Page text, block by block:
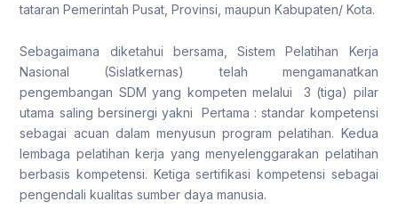
tataran Pemerintah Pusat, Provinsi, maupun Kabupaten/ Kota.
Sebagaimana diketahui bersama, Sistem Pelatihan Kerja
Nasional (Sislatkernas) telah mengamanatkan
pengembangan SDM yang kompeten melalui 3 (tiga) pilar
utama saling bersinergi yakni Pertama : standar kompetensi
sebagai acuan dalam menyusun program pelatihan. Kedua
lembaga pelatihan kerja yang menyelenggarakan pelatihan
berbasis kompetensi. Ketiga sertifikasi kompetensi sebagai
pengendali kualitas sumber daya manusia.